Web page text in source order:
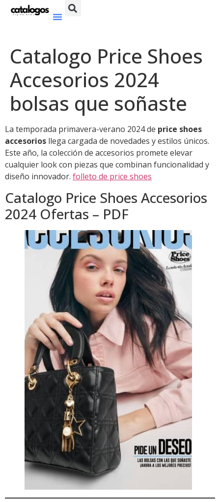
Catalogo Price Shoes
Accesorios 2024
bolsas que soñaste
La temporada primavera-verano 2024 de price shoes
accesorios llega cargada de novedades y estilos únicos.
Este año, la colección de accesorios promete elevar
cualquier look con piezas que combinan funcionalidad y
diseño innovador. folleto de price shoes
Catalogo Price Shoes Accesorios
2024 Ofertas – PDF